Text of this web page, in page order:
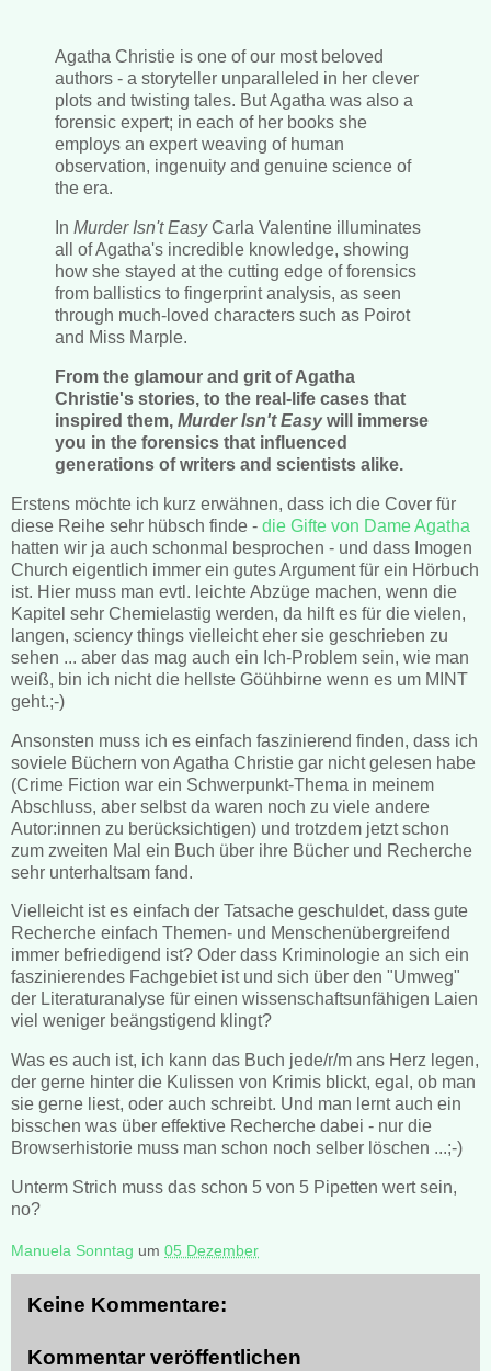
Agatha Christie is one of our most beloved
authors - a storyteller unparalleled in her clever
plots and twisting tales. But Agatha was also a
forensic expert; in each of her books she
employs an expert weaving of human
observation, ingenuity and genuine science of
the era.
In Murder Isn't EasyCarla Valentine illuminates
all of Agatha's incredible knowledge, showing
how she stayed at the cutting edge of forensics
from ballistics to fingerprint analysis, as seen
through much-loved characters such as Poirot
and Miss Marple.
From the glamour and grit of Agatha
Christie's stories, to the real-life cases that
inspired them, Murder Isn't Easywill immerse
you in the forensics that influenced
generations of writers and scientists alike.
Erstens möchte ich kurz erwähnen, dass ich die Cover für
diese Reihe sehr hübsch finde - die Gifte von Dame Agatha
hatten wir ja auch schonmal besprochen - und dass Imogen
Church eigentlich immer ein gutes Argument für ein Hörbuch
ist. Hier muss man evtl. leichte Abzüge machen, wenn die
Kapitel sehr Chemielastig werden, da hilft es für die vielen,
langen, sciency things vielleicht eher sie geschrieben zu
sehen ... aber das mag auch ein Ich-Problem sein, wie man
weiß, bin ich nicht die hellste Göühbirne wenn es um MINT
geht.;-)
Ansonsten muss ich es einfach faszinierend finden, dass ich
soviele Büchern von Agatha Christie gar nicht gelesen habe
(Crime Fiction war ein Schwerpunkt-Thema in meinem
Abschluss, aber selbst da waren noch zu viele andere
Autor:innen zu berücksichtigen) und trotzdem jetzt schon
zum zweiten Mal ein Buch über ihre Bücher und Recherche
sehr unterhaltsam fand.
Vielleicht ist es einfach der Tatsache geschuldet, dass gute
Recherche einfach Themen- und Menschenübergreifend
immer befriedigend ist? Oder dass Kriminologie an sich ein
faszinierendes Fachgebiet ist und sich über den "Umweg"
der Literaturanalyse für einen wissenschaftsunfähigen Laien
viel weniger beängstigend klingt?
Was es auch ist, ich kann das Buch jede/r/m ans Herz legen,
der gerne hinter die Kulissen von Krimis blickt, egal, ob man
sie gerne liest, oder auch schreibt. Und man lernt auch ein
bisschen was über effektive Recherche dabei - nur die
Browserhistorie muss man schon noch selber löschen ...;-)
Unterm Strich muss das schon 5 von 5 Pipetten wert sein,
no?
Manuela Sonntag um 05 Dezember
Keine Kommentare:
Kommentar veröffentlichen